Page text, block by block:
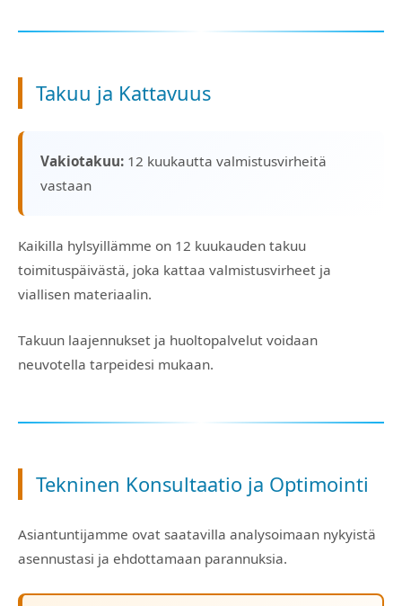
Takuu ja Kattavuus
Vakiotakuu: 12 kuukautta valmistusvirheitä
vastaan
Kaikilla hylsyillämme on 12 kuukauden takuu
toimituspäivästä, joka kattaa valmistusvirheet ja
viallisen materiaalin.
Takuun laajennukset ja huoltopalvelut voidaan
neuvotella tarpeidesi mukaan.
Tekninen Konsultaatio ja Optimointi
Asiantuntijamme ovat saatavilla analysoimaan nykyistä
asennustasi ja ehdottamaan parannuksia.